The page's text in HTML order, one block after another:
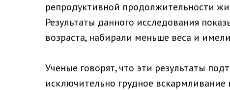
репродуктивной продолжительности
Результаты данного исследования
возраста, набирали меньше веса и
Ученые говорят, что эти результаты
исключительно грудное